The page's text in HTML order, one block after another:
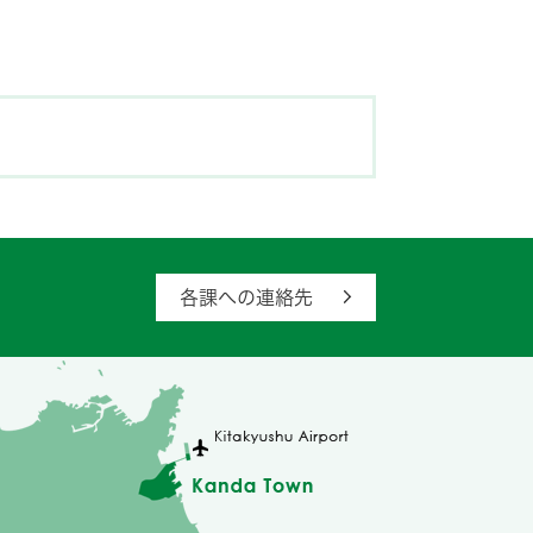
各課への連絡先